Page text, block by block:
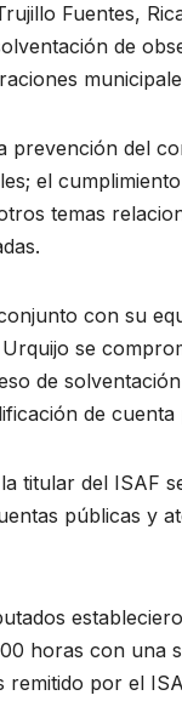
Fuentes,
de
prevención del
el
temas
con su
se
de
de cuenta
titular del ISAF
públicas y
horas con una
remitido por el